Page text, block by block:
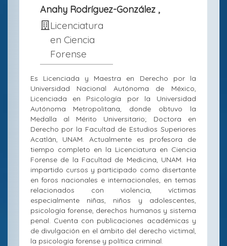
Anahy Rodríguez-González ,
Licenciatura
en Ciencia
Forense
Es Licenciada y Maestra en Derecho por la
Universidad Nacional Autónoma de México,
Licenciada en Psicología por la Universidad
Autónoma Metropolitana, donde obtuvo la
Medalla al Mérito Universitario; Doctora en
Derecho por la Facultad de Estudios Superiores
Acatlán, UNAM. Actualmente es profesora de
tiempo completo en la Licenciatura en Ciencia
Forense de la Facultad de Medicina, UNAM. Ha
impartido cursos y participado como disertante
en foros nacionales e internacionales, en temas
relacionados con violencia, víctimas
especialmente niñas, niños y adolescentes,
psicología forense, derechos humanos y sistema
penal. Cuenta con publicaciones académicas y
de divulgación en el ámbito del derecho victimal,
la psicología forense y política criminal.